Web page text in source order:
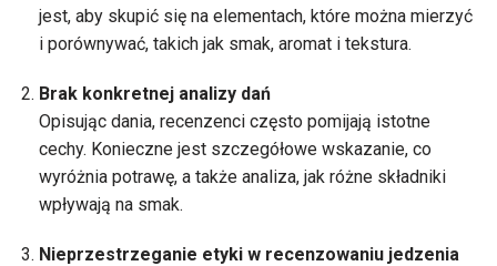
jest, aby skupić się na elementach, które można mierzyć
i porównywać, takich jak smak, aromat i tekstura.
Brak konkretnej analizy dań
Opisując dania, recenzenci często pomijają istotne
cechy. Konieczne jest szczegółowe wskazanie, co
wyróżnia potrawę, a także analiza, jak różne składniki
wpływają na smak.
Nieprzestrzeganie etyki w recenzowaniu jedzenia